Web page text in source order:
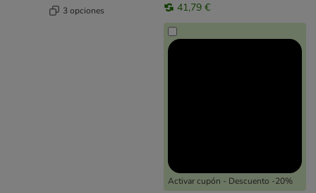
3 opciones 41,79 €
Activar cupón - Descuento -20%